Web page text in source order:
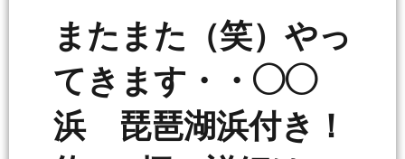
またまた（笑）やっ
てきます・・◯◯
浜 琵琶湖浜付き！